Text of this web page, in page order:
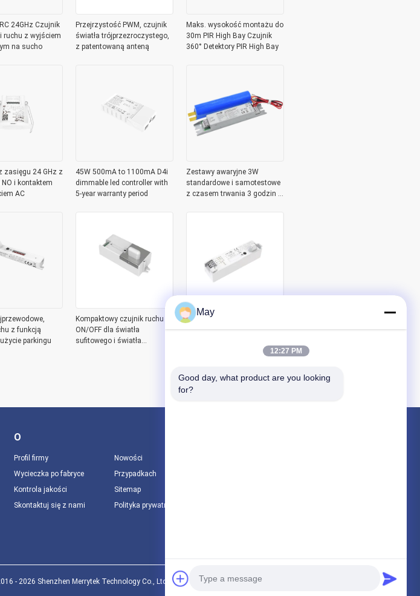
24GHz Czujnik
ruchu z wyjściem
na sucho
Przejrzystość PWM, czujnik
światła trójprzezroczystego,
z patentowaną anteną
Maks. wysokość montażu do
30m PIR High Bay Czujnik
360° Detektory PIR High Bay
zasięgu 24 GHz z
i kontaktem
AC
45W 500mA to 1100mA D4i
dimmable led controller with
5-year warranty period
Zestawy awaryjne 3W
standardowe i samotestowe
z czasem trwania 3 godzin i
z funkcją
parkingu
Kompaktowy czujnik ruchu
ON/OFF dla światła
sufitowego i światła
Czujnik ruchu AC ON/OFF,
dostępny zarówno dla
O
Profil firmy
Wycieczka po fabryce
Kontrola jakości
Skontaktuj się z nami
Nowości
Przypadkach
Sitemap
Polityka prywatności
- 2026 Shenzhen Merrytek Technology Co., Ltd.. All Rights Reserved.
May
12:27 PM
Good day, what product are you looking
for?